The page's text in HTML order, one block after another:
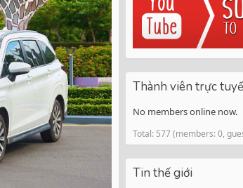
Thành viên trực
No members online now.
Total: 577 (members: 0,
Tin thế giới